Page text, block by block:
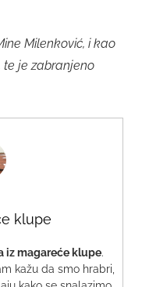
Milenković, i kao
je zabranjeno
klupe
iz magareće klupe.
kažu da smo hrabri,